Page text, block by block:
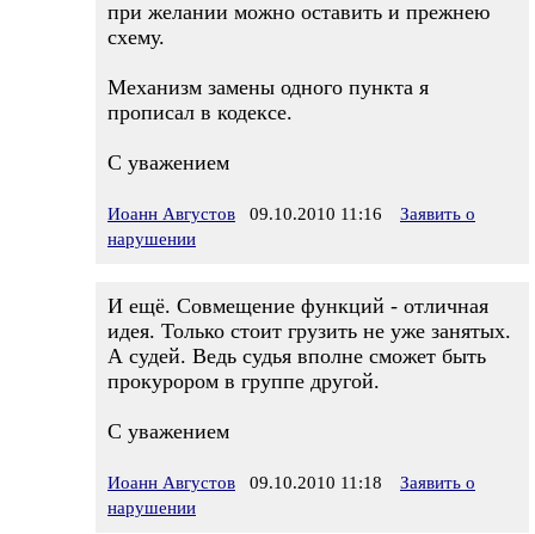
при желании можно оставить и прежнею
схему.
Механизм замены одного пункта я
прописал в кодексе.
С уважением
Иоанн Августов 09.10.2010 11:16
Заявить о
нарушении
И ещё. Совмещение функций - отличная
идея. Только стоит грузить не уже занятых.
А судей. Ведь судья вполне сможет быть
прокурором в группе другой.
С уважением
Иоанн Августов 09.10.2010 11:18
Заявить о
нарушении